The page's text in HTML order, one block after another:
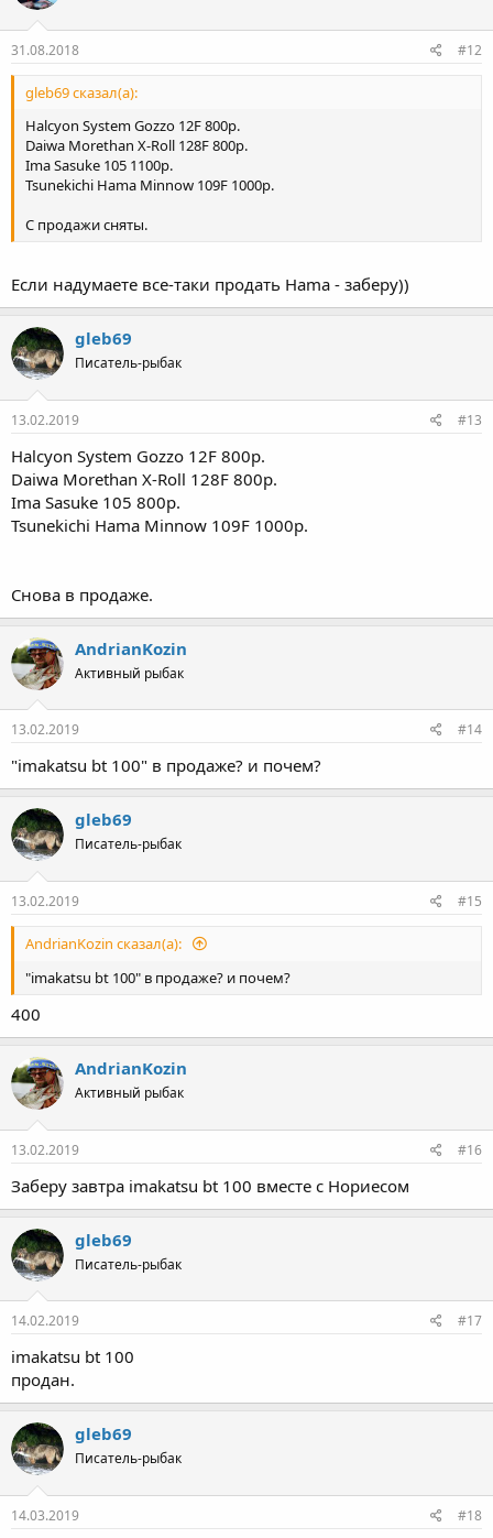
31.08.2018 #12
gleb69 сказал(а):
Halcyon System Gozzo 12F 800р.
Daiwa Morethan X-Roll 128F 800р.
Ima Sasuke 105 1100р.
Tsunekichi Hama Minnow 109F 1000р.
С продажи сняты.
Если надумаете все-таки продать Hama - заберу))
gleb69
Писатель-рыбак
13.02.2019 #13
Halcyon System Gozzo 12F 800р.
Daiwa Morethan X-Roll 128F 800р.
Ima Sasuke 105 800р.
Tsunekichi Hama Minnow 109F 1000р.
Снова в продаже.
AndrianKozin
Активный рыбак
13.02.2019 #14
"imakatsu bt 100" в продаже? и почем?
gleb69
Писатель-рыбак
13.02.2019 #15
AndrianKozin сказал(а):
"imakatsu bt 100" в продаже? и почем?
400
AndrianKozin
Активный рыбак
13.02.2019 #16
Заберу завтра imakatsu bt 100 вместе с Нориесом
gleb69
Писатель-рыбак
14.02.2019 #17
imakatsu bt 100
продан.
gleb69
Писатель-рыбак
14.03.2019 #18